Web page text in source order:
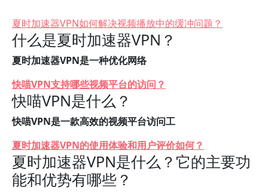
夏时加速器VPN如何解决视频播放中的缓冲问题？
什么是夏时加速器VPN？
夏时加速器VPN是一种优化网络
快喵VPN支持哪些视频平台的访问？
快喵VPN是什么？
快喵VPN是一款高效的视频平台访问工
夏时加速器VPN的使用体验和用户评价如何？
夏时加速器VPN是什么？它的主要功
能和优势有哪些？